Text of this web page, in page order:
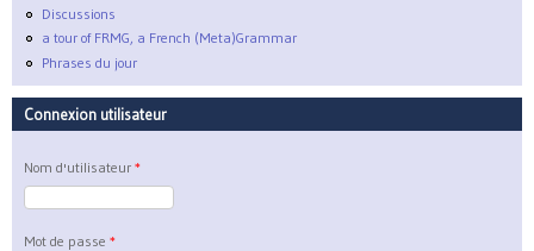
Discussions
a tour of FRMG, a French (Meta)Grammar
Phrases du jour
Connexion utilisateur
Nom d'utilisateur *
Mot de passe *